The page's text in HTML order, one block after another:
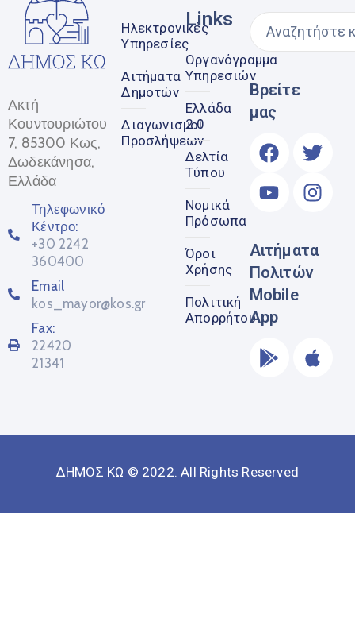
Ακτή
Κουντουριώτου
7, 85300 Κως,
Δωδεκάνησα,
Ελλάδα
Τηλεφωνικό
Κέντρο:
+30 2242
360400
Email
kos_mayor@kos.gr
Fax:
22420
21341
Ηλεκτρονικές
Υπηρεσίες
Αιτήματα
Δημοτών
Διαγωνισμοί
Προσλήψεων
Links
Οργανόγραμμα
Υπηρεσιών
Ελλάδα
2.0
Δελτία
Τύπου
Νομικά
Πρόσωπα
Όροι
Χρήσης
Πολιτική
Απορρήτου
Βρείτε
μας
Αιτήματα
Πολιτών
Mobile
App
ΔΗΜΟΣ ΚΩ © 2022. All Rights Reserved